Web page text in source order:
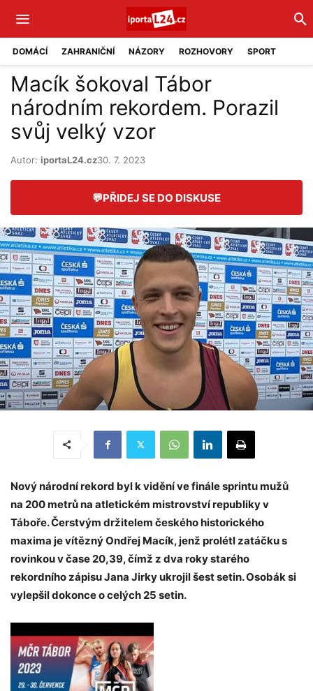
DOMÁCÍ ZAHRANIČNÍ NÁZORY ROZHOVORY SPORT
Macík šokoval Tábor
národním rekordem. Porazil
svůj velký vzor
Autor: iportaL24.cz30. 7. 2023
💬PŘIDEJ SE DO DISKUSE
Nový národní rekord byl k vidění ve finále sprintu mužů
na 200 metrů na atletickém mistrovství republiky v
Táboře. Čerstvým držitelem českého historického
maxima je vítězný Ondřej Macík, jenž prolétl zatáčku s
rovinkou v čase 20,39, čímž z dva roky starého
rekordního zápisu Jana Jirky ukrojil šest setin. Osobák si
vylepšil dokonce o celých 25 setin.